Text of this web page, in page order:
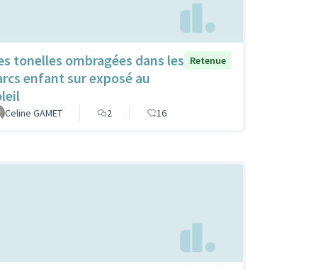
tonelles ombragées dans les
enfant sur exposé au
Retenue
Celine GAMET 2 16